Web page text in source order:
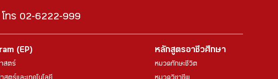
ทร 02-6222-999
(EP)
สตร์
หลักสูตรอาชีวศึกษา
หมวดทักษะชีวิต